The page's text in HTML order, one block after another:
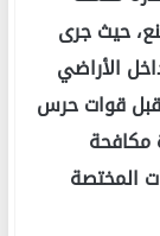
حيث جرى
الأراضي
قبل قوات حرس
مكافحة
المختصة